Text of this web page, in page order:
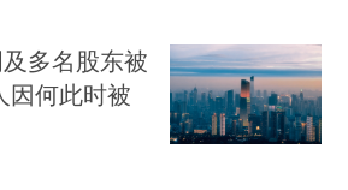
及多名股东被
因何此时被